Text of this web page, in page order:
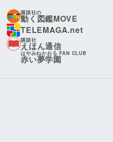
講談社の
動く図鑑MOVE
TELEMAGA.net
講談社
えほん通信
はやみねかおる FAN CLUB
赤い夢学園